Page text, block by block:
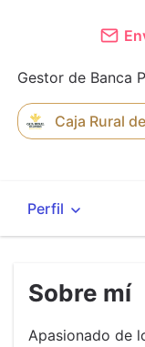
Gestor de Banca
Caja Rural
Sobre mí
Apasionado de